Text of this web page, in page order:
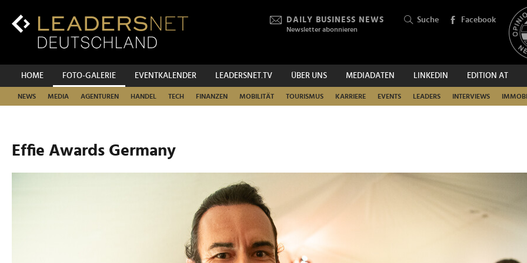
Inhalt
Hauptnavigation
DAILY BUSINESS NEWS
Newsletter abonnieren
Suche Facebook
HOME FOTO-GALERIE EVENTKALENDER LEADERSNET.TV ÜBER UNS MEDIADATEN LINKEDIN EDITION AT
NEWS MEDIA AGENTUREN HANDEL TECH FINANZEN MOBILITÄT TOURISMUS KARRIERE EVENTS LEADERS INTERVIEWS
SUCHEN
Effie Awards Germany